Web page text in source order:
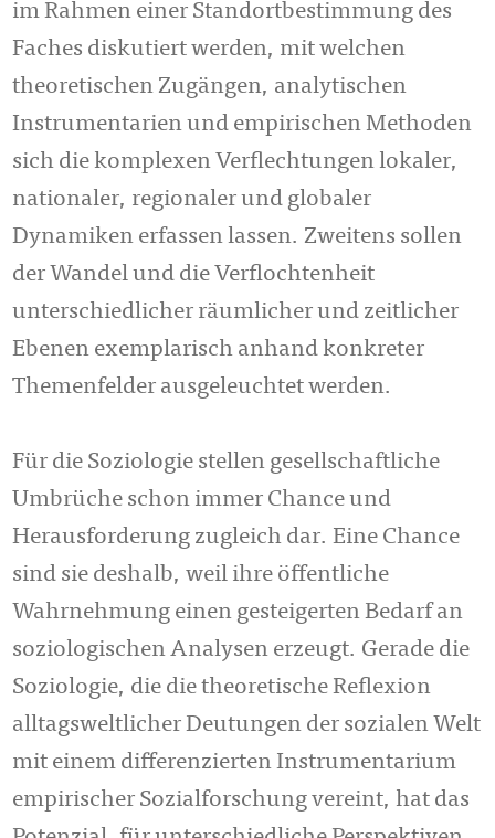
im Rahmen einer Standortbestimmung des
Faches diskutiert werden, mit welchen
theoretischen Zugängen, analytischen
Instrumentarien und empirischen Methoden
sich die komplexen Verflechtungen lokaler,
nationaler, regionaler und globaler
Dynamiken erfassen lassen. Zweitens sollen
der Wandel und die Verflochtenheit
unterschiedlicher räumlicher und zeitlicher
Ebenen exemplarisch anhand konkreter
Themenfelder ausgeleuchtet werden.
Für die Soziologie stellen gesellschaftliche
Umbrüche schon immer Chance und
Herausforderung zugleich dar. Eine Chance
sind sie deshalb, weil ihre öffentliche
Wahrnehmung einen gesteigerten Bedarf an
soziologischen Analysen erzeugt. Gerade die
Soziologie, die die theoretische Reflexion
alltagsweltlicher Deutungen der sozialen Welt
mit einem differenzierten Instrumentarium
empirischer Sozialforschung vereint, hat das